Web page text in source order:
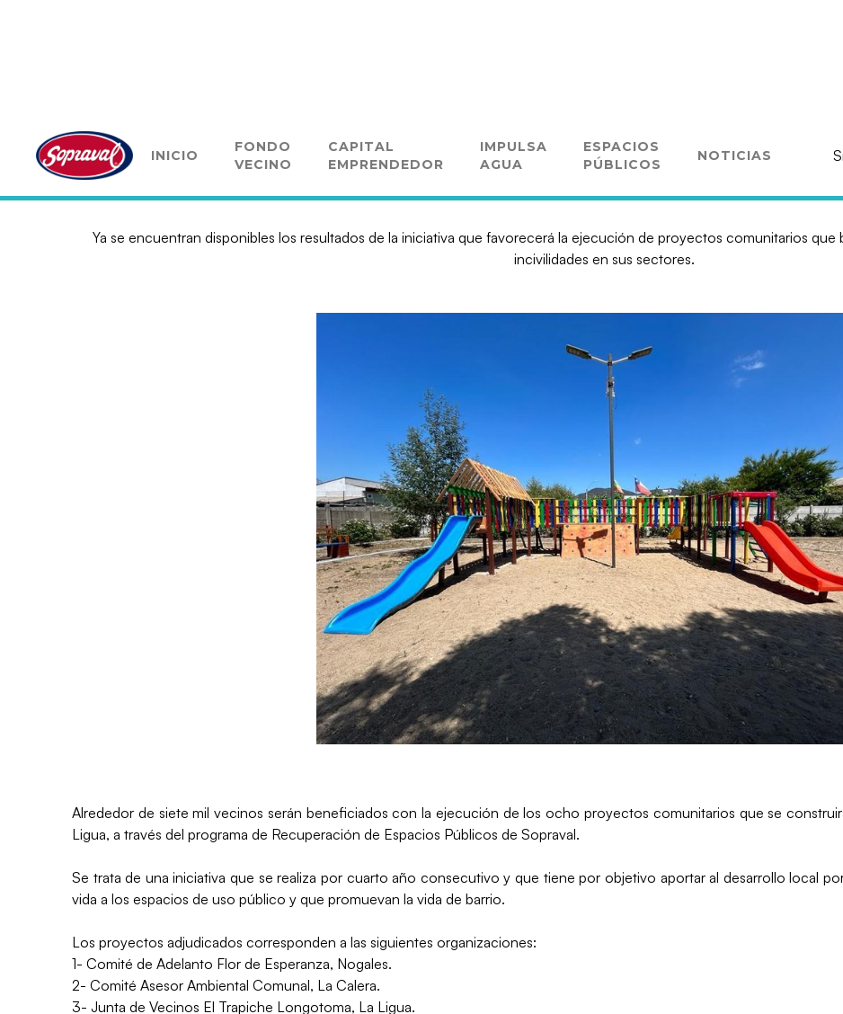
INICIO
FONDO
VECINO
CAPITAL
EMPRENDEDOR
IMPULSA
AGUA
ESPACIOS
PÚBLICOS
NOTICIAS
Programa de Sopraval permitirá el mejoramiento de
Calera, Nogales y La Ligua.
Ya se encuentran disponibles los resultados de la iniciativa que favorecerá la ejecución de proyectos comunitarios
incivilidades en sus sectores.
Alrededor de siete mil vecinos serán beneficiados con la ejecución de los ocho proyectos comunitarios que se
Ligua, a través del programa de Recuperación de Espacios Públicos de Sopraval.
Se trata de una iniciativa que se realiza por cuarto año consecutivo y que tiene por objetivo aportar al desarrollo local
vida a los espacios de uso público y que promuevan la vida de barrio.
Los proyectos adjudicados corresponden a las siguientes organizaciones:
1- Comité de Adelanto Flor de Esperanza, Nogales.
2- Comité Asesor Ambiental Comunal, La Calera.
3- Junta de Vecinos El Trapiche Longotoma, La Ligua.